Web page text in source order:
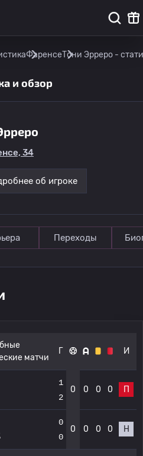
ФаренсеТони Эрреро -
и обзор
34
об игроке
Переходы
матчи
Г И
1
2
0 0 0 0 П
0
0
0 0 0 0 Н